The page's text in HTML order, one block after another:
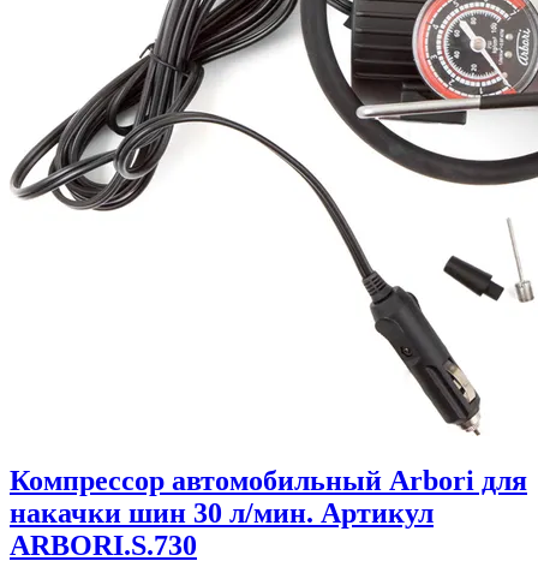
Компрессор автомобильный Arbori для
накачки шин 30 л/мин. Артикул
ARBORI.S.730